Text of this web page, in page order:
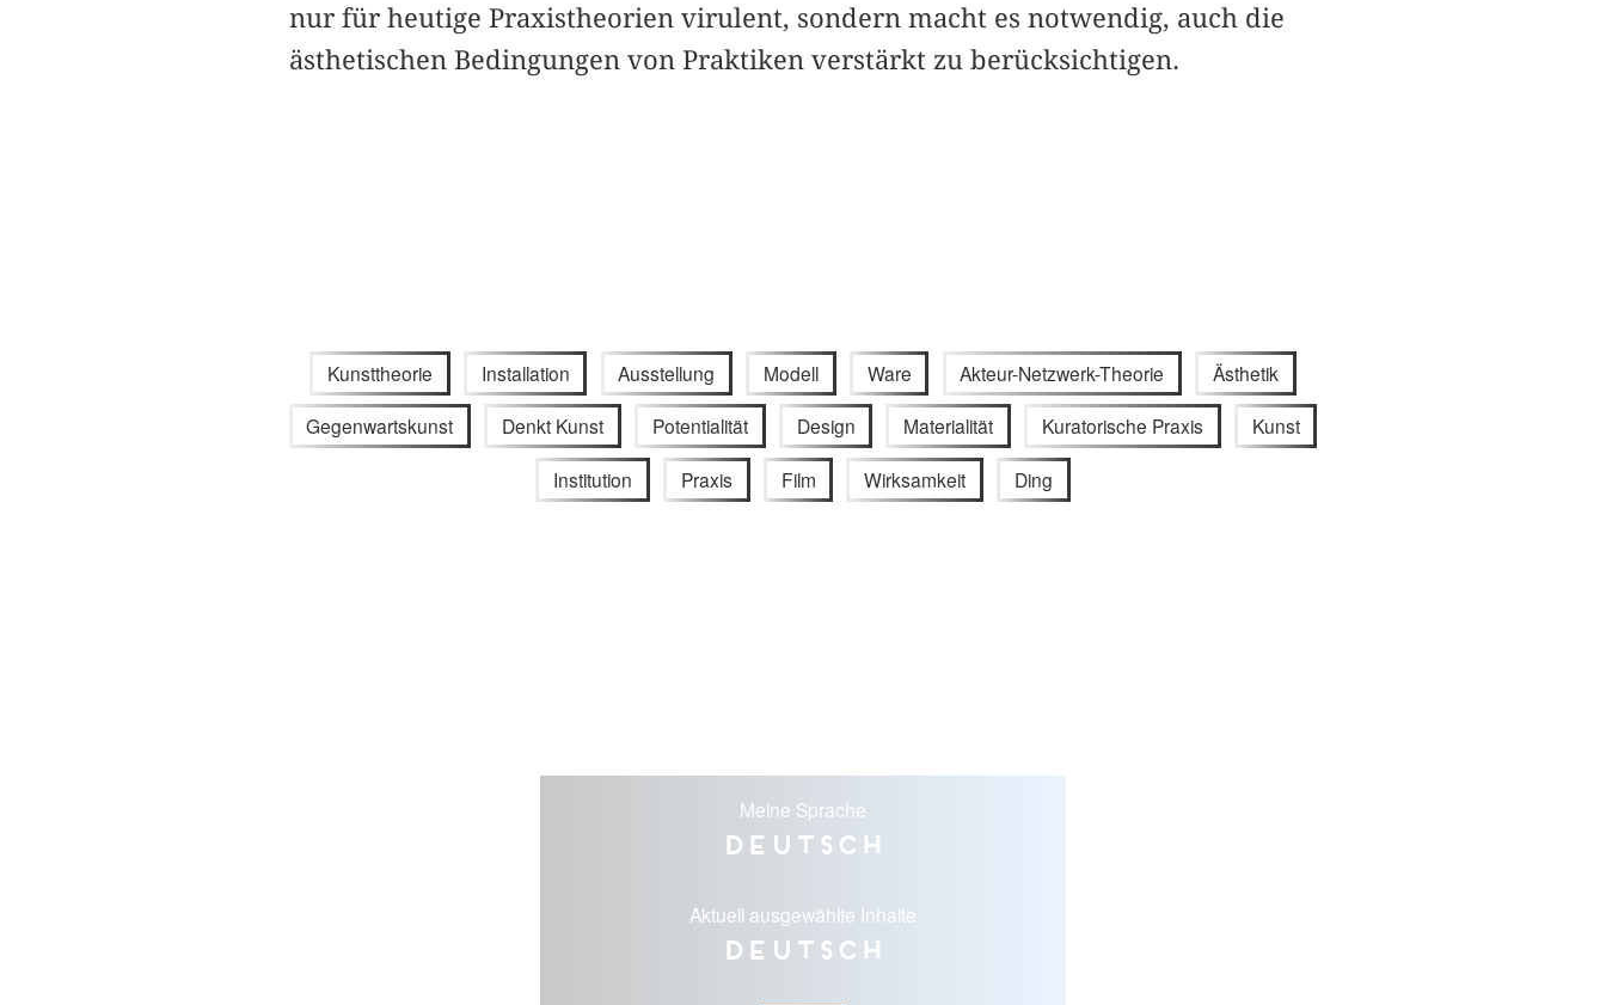
nur für heutige Praxistheorien virulent, sondern macht es notwendig, auch die
ästhetischen Bedingungen von Praktiken verstärkt zu berücksichtigen.
Kunsttheorie Installation Ausstellung Modell Ware Akteur-Netzwerk-Theorie Ästhetik
Gegenwartskunst Denkt Kunst Potentialität Design Materialität Kuratorische Praxis Kunst
Institution Praxis Film Wirksamkeit Ding
Meine Sprache
Deutsch
Aktuell ausgewählte Inhalte
Deutsch